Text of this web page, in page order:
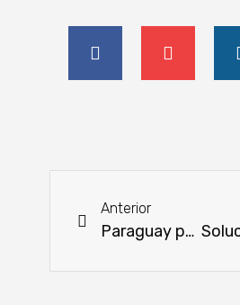
Anterior
Paraguay participará en Reuniones Anuales del Banco Mundial y FMI